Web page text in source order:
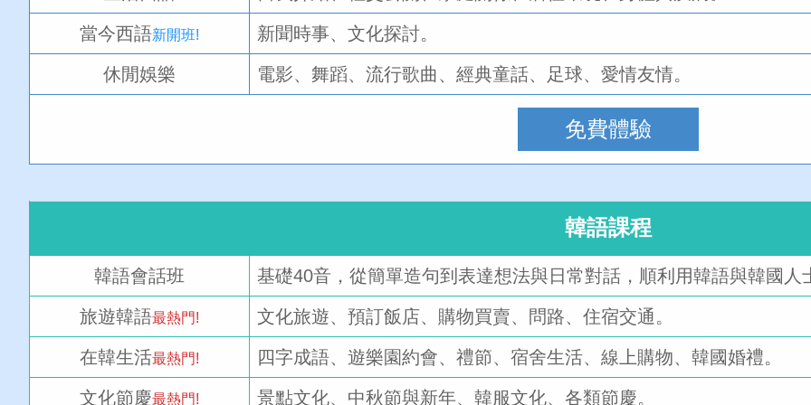
當今西語新開班! 新聞時事、文化探討。
休閒娛樂 電影、舞蹈、流行歌曲、經典童話、足球、愛情友情。
免費體驗
韓語課程
韓語會話班 基礎40音，從簡單造句到表達想法與日常對話，順利用韓語與韓國人
旅遊韓語最熱門! 文化旅遊、預訂飯店、購物買賣、問路、住宿交通。
在韓生活最熱門! 四字成語、遊樂園約會、禮節、宿舍生活、線上購物、韓國婚禮。
文化節慶最熱門! 景點文化、中秋節與新年、韓服文化、各類節慶。